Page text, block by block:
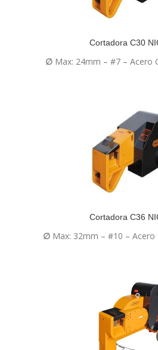
Cortadora C30
∅Max: 24mm – #7 – Acero
Cortadora C36
∅Max: 32mm – #10 – Acero